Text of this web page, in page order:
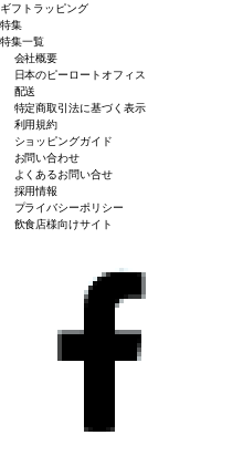
ギフトラッピング
特集
特集一覧
会社概要
日本のピーロートオフィス
配送
特定商取引法に基づく表示
利用規約
ショッピングガイド
お問い合わせ
よくあるお問い合せ
採用情報
プライバシーポリシー
飲食店様向けサイト